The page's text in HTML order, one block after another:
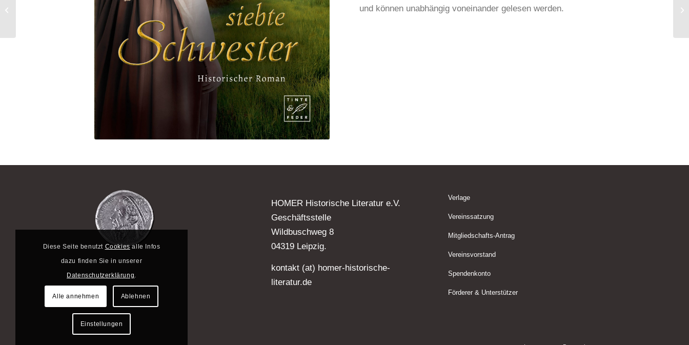
und können unabhängig voneinander gelesen werden.
HOMER Historische Literatur e.V.
Geschäftsstelle
Wildbuschweg 8
04319 Leipzig.
kontakt (at) homer-historische-
literatur.de
Verlage
Vereinssatzung
Mitgliedschafts-Antrag
Vereinsvorstand
Spendenkonto
Förderer & Unterstützer
Diese Seite benutzt Cookiesalle Infos
dazu finden Sie in unserer
Datenschutzerklärung
Alle annehmen Ablehnen
Einstellungen